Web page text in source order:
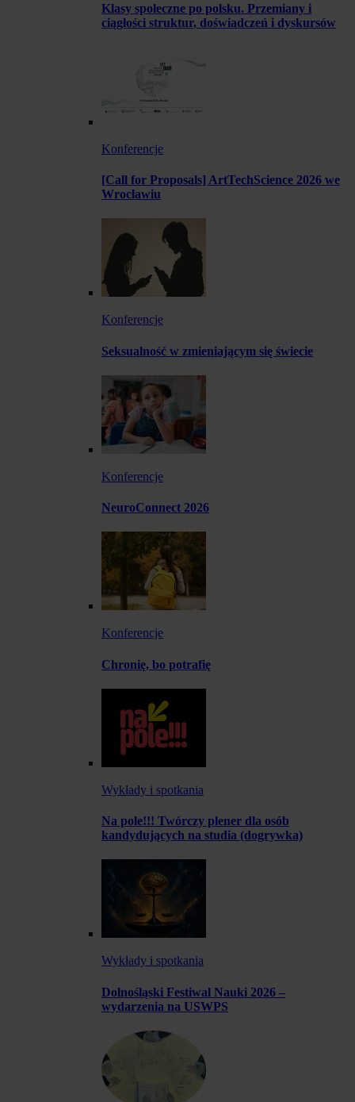
Klasy społeczne po polsku. Przemiany i
ciągłości struktur, doświadczeń i dyskursów
Konferencje
[Call for Proposals] ArtTechScience 2026 we
Wrocławiu
Konferencje
Seksualność w zmieniającym się świecie
Konferencje
NeuroConnect 2026
Konferencje
Chronię, bo potrafię
Wykłady i spotkania
Na pole!!! Twórczy plener dla osób
kandydujących na studia (dogrywka)
Wykłady i spotkania
Dolnośląski Festiwal Nauki 2026 –
wydarzenia na USWPS